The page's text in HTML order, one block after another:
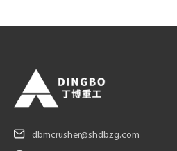
dbmcrusher@shdbzg.com